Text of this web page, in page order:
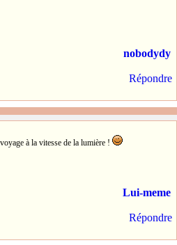
nobodydy
Répondre
à la vitesse de la lumière !
Lui-meme
Répondre